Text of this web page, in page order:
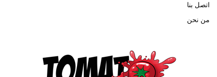
اتصل بنا
من نحن